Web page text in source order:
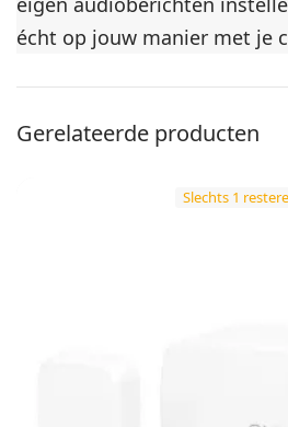
écht op jouw manier met je
Gerelateerde producten
Slechts 1